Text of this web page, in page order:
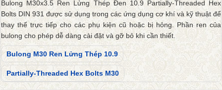
Bulong M30x3.5 Ren Lửng Thép Đen 10.9 Partially-Threaded Hex
Bolts DIN 931 được sử dụng trong các ứng dụng cơ khí và kỹ thuật để
thay thế trực tiếp cho các phụ kiện cũ hoặc bị hỏng. Phần ren của
bulong cho phép dễ dàng cài đặt và gỡ bỏ khi cần thiết.
Bulong M30 Ren Lửng Thép 10.9
Partially-Threaded Hex Bolts M30